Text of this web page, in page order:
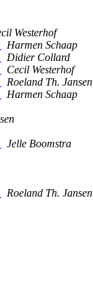
Westerhof
Harmen Schaap
Didier Collard
Cecil Westerhof
Roeland Th. Jansen
Harmen Schaap
Jelle Boomstra
Roeland Th. Jansen